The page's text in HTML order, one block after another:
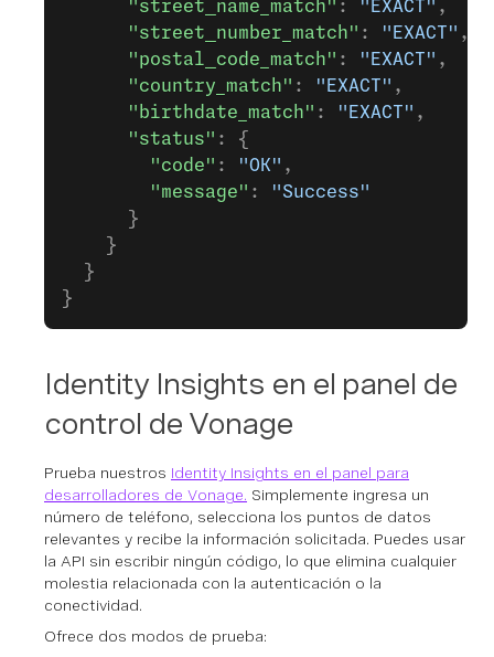
      "street_name_match"
: "EXACT" ,
      "street_number_match"
: "EXACT" ,
      "postal_code_match"
: "EXACT" ,
      "country_match"
: "EXACT" ,
      "birthdate_match"
: "EXACT" ,
      "status"
: {
        "code"
: "OK" ,
        "message"
:
"Success"
      }
    }
  }
}
Identity Insights en el panel de
control de Vonage
Prueba nuestros Identity Insights en el panel para
desarrolladores de Vonage. Simplemente ingresa un
número de teléfono, selecciona los puntos de datos
relevantes y recibe la información solicitada. Puedes usar
la API sin escribir ningún código, lo que elimina cualquier
molestia relacionada con la autenticación o la
conectividad.
Ofrece dos modos de prueba: